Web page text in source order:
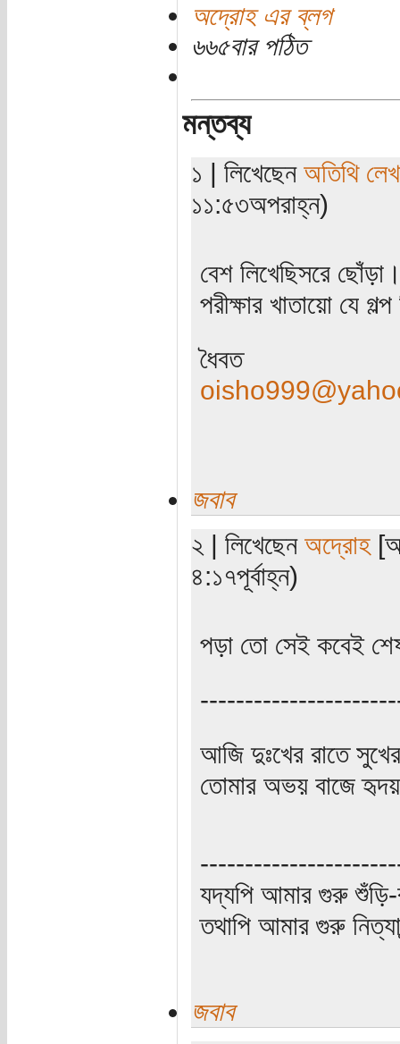
অদ্রোহ এর ব্লগ
৬৬৫বার পঠিত
মন্তব্য
১ | লিখেছেন অতিথি
১১:৫৩অপরাহ্ন)
বেশ লিখেছিসরে
পরীক্ষার খাতায়ো যে
ধৈবত
জবাব
২ | লিখেছেন অদ্রোহ
৪:১৭পূর্বাহ্ন)
পড়া তো সেই কবেই
আজি দুঃখের রাতে
তোমার অভয় বাজে
যদ্যপি আমার গুরু শুঁড়ি-
তথাপি আমার গুরু
জবাব